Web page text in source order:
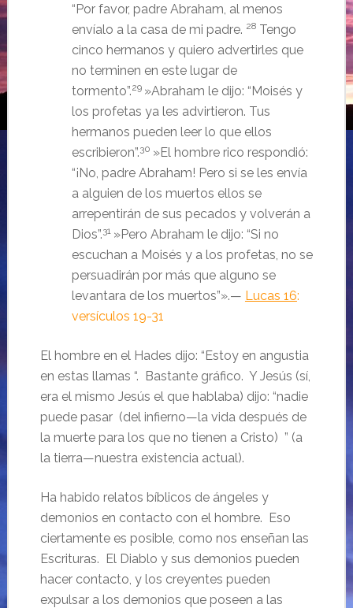
“Por favor, padre Abraham, al menos
envíalo a la casa de mi padre. 28 Tengo
cinco hermanos y quiero advertirles que
no terminen en este lugar de
tormento”.29 »Abraham le dijo: “Moisés y
los profetas ya les advirtieron. Tus
hermanos pueden leer lo que ellos
escribieron”.30 »El hombre rico respondió:
“¡No, padre Abraham! Pero si se les envía
a alguien de los muertos ellos se
arrepentirán de sus pecados y volverán a
Dios”.31 »Pero Abraham le dijo: “Si no
escuchan a Moisés y a los profetas, no se
persuadirán por más que alguno se
levantara de los muertos”».— Lucas 16:
versículos 19-31
El hombre en el Hades dijo: “Estoy en angustia
en estas llamas “. Bastante gráfico. Y Jesús (sí,
era el mismo Jesús el que hablaba) dijo: “nadie
puede pasar (del infierno—la vida después de
la muerte para los que no tienen a Cristo) ” (a
la tierra—nuestra existencia actual).
Ha habido relatos bíblicos de ángeles y
demonios en contacto con el hombre. Eso
ciertamente es posible, como nos enseñan las
Escrituras. El Diablo y sus demonios pueden
hacer contacto, y los creyentes pueden
expulsar a los demonios que poseen a las